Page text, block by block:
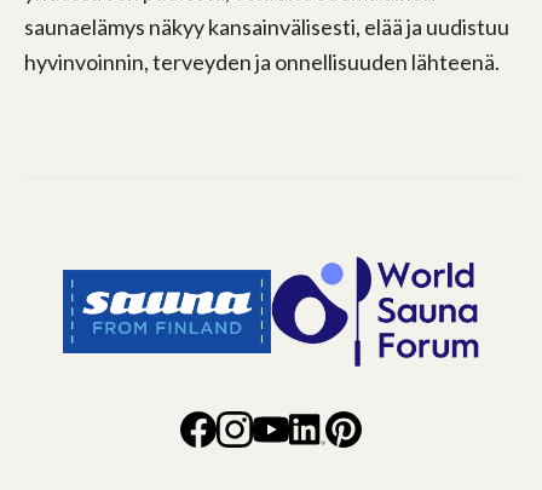
saunaelämys näkyy kansainvälisesti, elää ja uudistuu
hyvinvoinnin, terveyden ja onnellisuuden lähteenä.